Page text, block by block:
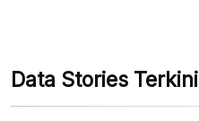
Data Stories Terkini